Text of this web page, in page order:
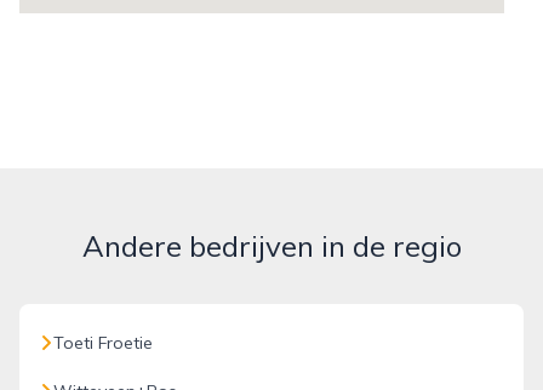
Andere bedrijven in de regio
Toeti Froetie